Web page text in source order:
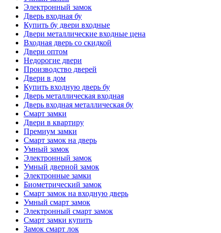
Электронный замок
Дверь входная бу
Купить бу двери входные
Двери металлические входные цена
Входная дверь со скидкой
Двери оптом
Недорогие двери
Производство дверей
Двери в дом
Купить входную дверь бу
Дверь металлическая входная
Дверь входная металлическая бу
Смарт замки
Двери в квартиру
Премиум замки
Смарт замок на дверь
Умный замок
Электронный замок
Умный дверной замок
Электронные замки
Биометрический замок
Смарт замок на входную дверь
Умный смарт замок
Электронный смарт замок
Смарт замки купить
Замок смарт лок